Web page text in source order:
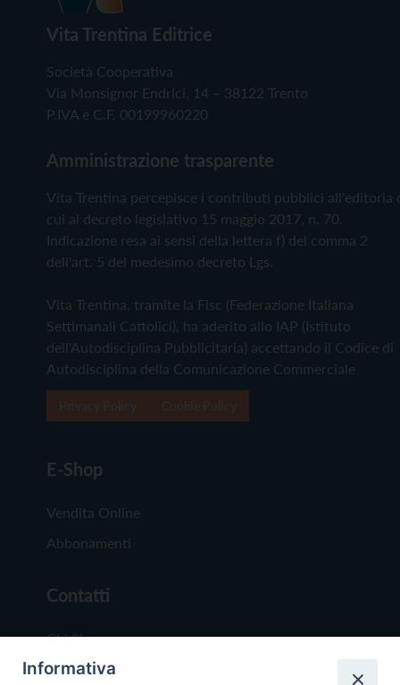
Vita Trentina Editrice
Società Cooperativa
Via Monsignor Endrici, 14 – 38122 Trento
P.IVA e C.F. 00199960220
Amministrazione trasparente
Vita Trentina percepisce i contributi pubblici all'editoria
cui al decreto legislativo 15 maggio 2017, n. 70.
Indicazione resa ai sensi della lettera f) del comma 2
dell'art. 5 del medesimo decreto Lgs.
Vita Trentina, tramite la Fisc (Federazione Italiana
Settimanali Cattolici), ha aderito allo IAP (Istituto
dell'Autodisciplina Pubblicitaria) accettando il Codice di
Autodisciplina della Comunicazione Commerciale
E-Shop
Vendita Online
Abbonamenti
Contatti
Chi Siamo
Redazione
Informativa